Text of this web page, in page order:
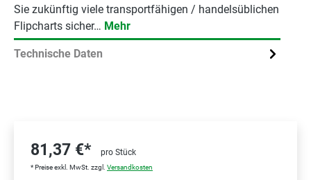
Sie zukünftig viele transportfähigen / handelsüblichen
Flipcharts sicher… Mehr
Technische Daten
81,37 €* pro Stück
* Preise exkl. MwSt. zzgl. Versandkosten